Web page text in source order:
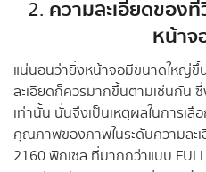
2. ความละเอียดของ
หน้า
แน่นอนว่ายิ่งหน้าจอมีขนาดใหญ่ขึ้
ละเอียดก็ควรมากขึ้นตามเช่นกัน
เท่านั้น นั่นจึงเป็นเหตุผลในการเ
คุณภาพของภาพในระดับความละ
2160 พิกเซล ที่มากกว่าแบบ